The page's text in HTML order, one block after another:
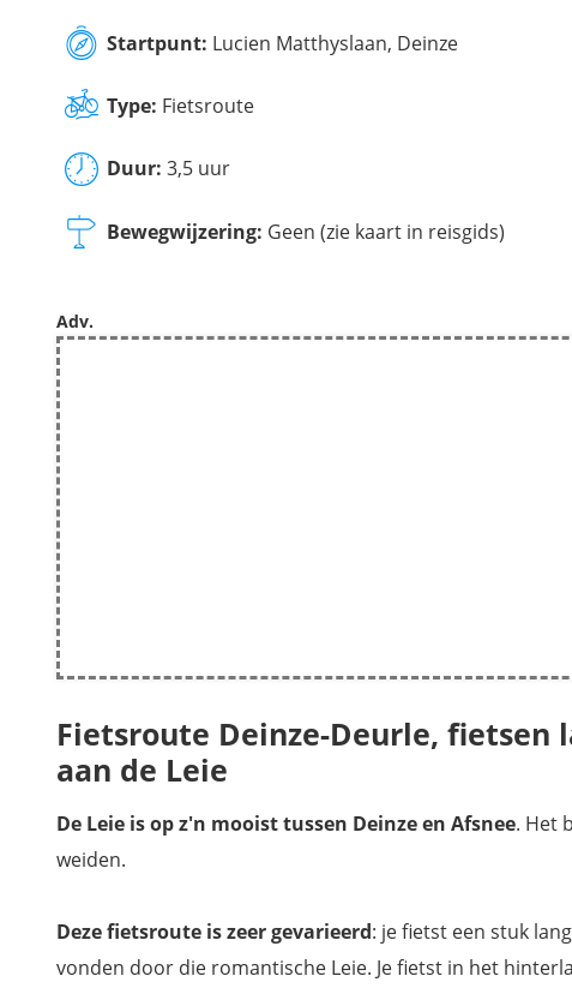
Startpunt: Lucien Matthyslaan, Deinze
Type: Fietsroute
Duur: 3,5 uur
Bewegwijzering: Geen (zie kaart in reisgids)
Adv.
Fietsroute Deinze-Deurle, fietsen
aan de Leie
De Leie is op z'n mooist tussen Deinze en Afsnee. Het
weiden.
Deze fietsroute is zeer gevarieerd: je fietst een stuk
vonden door die romantische Leie. Je fietst in het